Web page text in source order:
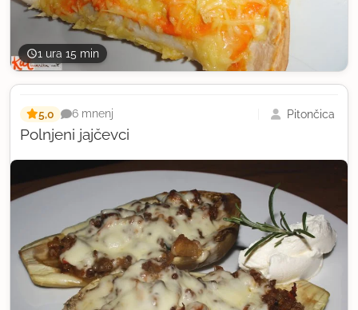
1 ura 15 min
Polnjeni jajčevci
5,0 6 mnenj Pitončica